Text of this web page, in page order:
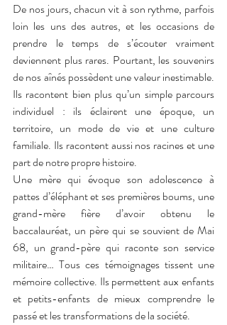
De nos jours, chacun vit à son rythme, parfois
loin les uns des autres, et les occasions de
prendre le temps de s’écouter vraiment
deviennent plus rares. Pourtant, les souvenirs
de nos aînés possèdent une valeur inestimable.
Ils racontent bien plus qu’un simple parcours
individuel : ils éclairent une époque, un
territoire, un mode de vie et une culture
familiale. Ils racontent aussi nos racines et une
part de notre propre histoire.
Une mère qui évoque son adolescence à
pattes d’éléphant et ses premières boums, une
grand-mère fière d’avoir obtenu le
baccalauréat, un père qui se souvient de Mai
68, un grand-père qui raconte son service
militaire… Tous ces témoignages tissent une
mémoire collective. Ils permettent aux enfants
et petits-enfants de mieux comprendre le
passé et les transformations de la société.